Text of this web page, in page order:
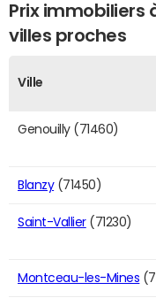
Prix immobiliers
villes proches
Ville
Genouilly (71460)
Blanzy(71450)
Saint-Vallier(71230)
Montceau-les-Mines